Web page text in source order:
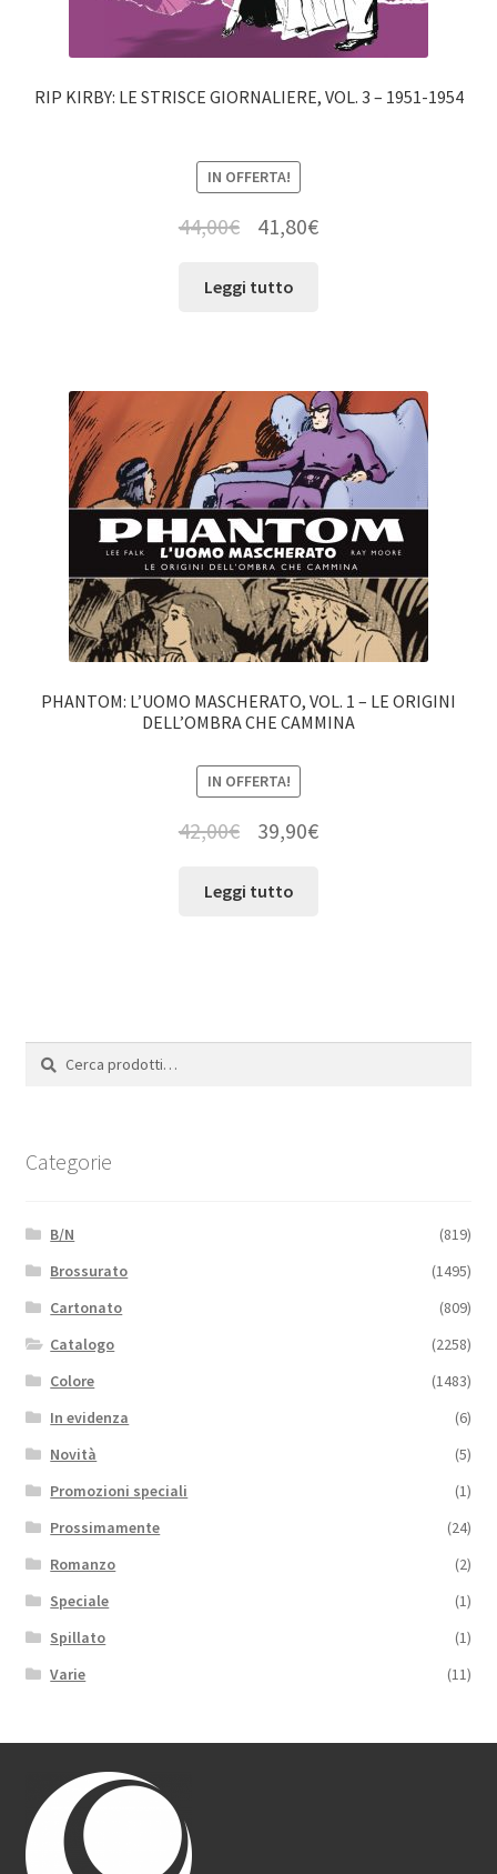
RIP KIRBY: LE STRISCE GIORNALIERE, VOL. 3 – 1951-1954
IN OFFERTA!
44,00€ 41,80€
Leggi tutto
PHANTOM: L’UOMO MASCHERATO, VOL. 1 – LE ORIGINI
DELL’OMBRA CHE CAMMINA
IN OFFERTA!
42,00€ 39,90€
Leggi tutto
Cerca:
Cerca
Categorie
B/N
(819)
Brossurato
(1495)
Cartonato
(809)
Catalogo
(2258)
Colore
(1483)
In evidenza
(6)
Novità
(5)
Promozioni speciali
(1)
Prossimamente
(24)
Romanzo
(2)
Speciale
(1)
Spillato
(1)
Varie
(11)